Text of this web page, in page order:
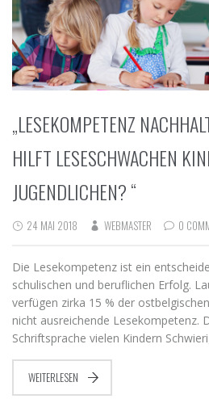
„LESEKOMPETENZ
HILFT LESESCHWACHEN
JUGENDLICHEN? “
24 MAI 2018 WEBMASTER 0
Die Lesekompetenz ist ein
schulischen und beruflichen Erfolg.
verfügen zirka 15 % der
nicht ausreichende Lesekompetenz.
Schriftsprache vielen Kindern
WEITERLESEN